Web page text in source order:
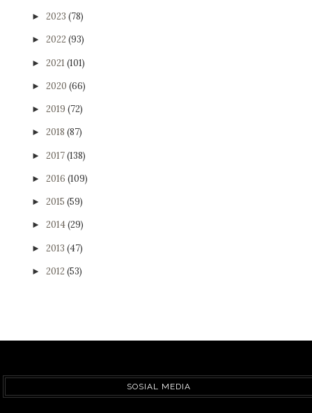
► 2023 (78)
► 2022 (93)
► 2021 (101)
► 2020 (66)
► 2019 (72)
► 2018 (87)
► 2017(138)
► 2016 (109)
► 2015 (59)
► 2014(29)
► 2013 (47)
► 2012 (53)
SOSIAL MEDIA